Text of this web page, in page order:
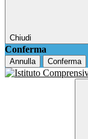
Chiudi
Conferma
Annulla Conferma